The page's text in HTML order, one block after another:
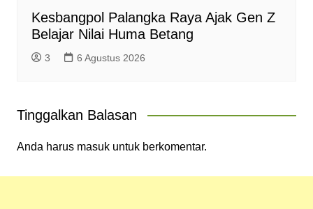
Kesbangpol Palangka Raya Ajak Gen Z
Belajar Nilai Huma Betang
3 6 Agustus 2026
Tinggalkan Balasan
Anda harus masukuntuk berkomentar.